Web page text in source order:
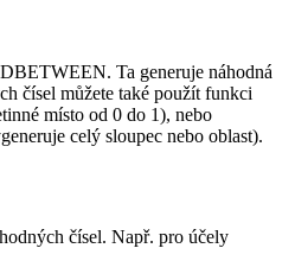
Ta generuje náhodná
čísel můžete také použít funkci
místo od 0 do 1), nebo
celý sloupec nebo oblast).
čísel. Např. pro účely